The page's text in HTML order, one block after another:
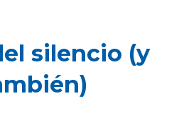
silencio (y